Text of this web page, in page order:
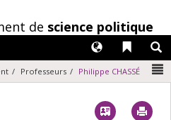
de science politique
Liens
Langues
Professeurs Philippe CHASSÉ
Vcard